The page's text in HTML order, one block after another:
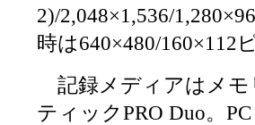
2)/2,048×1,536/
時は640×480/160×112
記録メディアはメモ
ティックPRO Duo。